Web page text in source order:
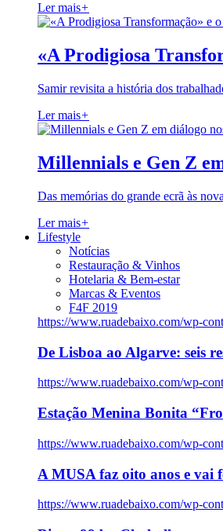
Ler mais+
«A Prodigiosa
Samir revisita a história dos
Ler mais+
Millennials e Gen Z
Das memórias do grande ecrã às
Ler mais+
Lifestyle
Notícias
Restauração & Vinhos
Hotelaria & Bem-estar
Marcas & Eventos
F4F 2019
https://www.ruadebaixo.com/wp-
De Lisboa ao Algarve: seis
https://www.ruadebaixo.com/wp-
Estação Menina Bonita
https://www.ruadebaixo.com/wp-
A MUSA faz oito anos e vai
https://www.ruadebaixo.com/wp-